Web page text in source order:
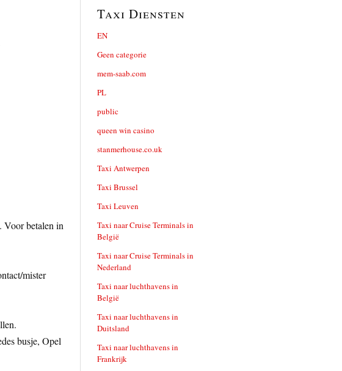
Voor betalen in
mister
busje, Opel
Taxi Diensten
EN
Geen categorie
mem-saab.com
PL
public
queen win casino
stanmerhouse.co.uk
Taxi Antwerpen
Taxi Brussel
Taxi Leuven
Taxi naar Cruise Terminals in
België
Taxi naar Cruise Terminals in
Nederland
Taxi naar luchthavens in
België
Taxi naar luchthavens in
Duitsland
Taxi naar luchthavens in
Frankrijk